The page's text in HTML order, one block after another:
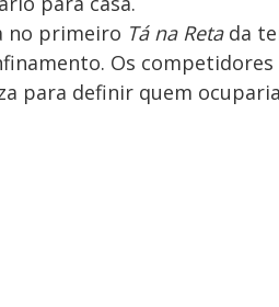
no primeiro Tá na Retada
Os
para definir quem